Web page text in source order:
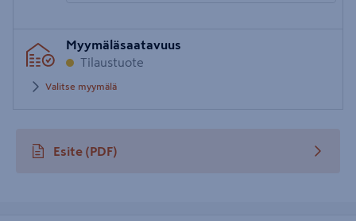
postinumero
Myymäläsaatavuus
Tilaustuote
Valitse myymälä
Esite (PDF)
avautuu uuteen välilehteen